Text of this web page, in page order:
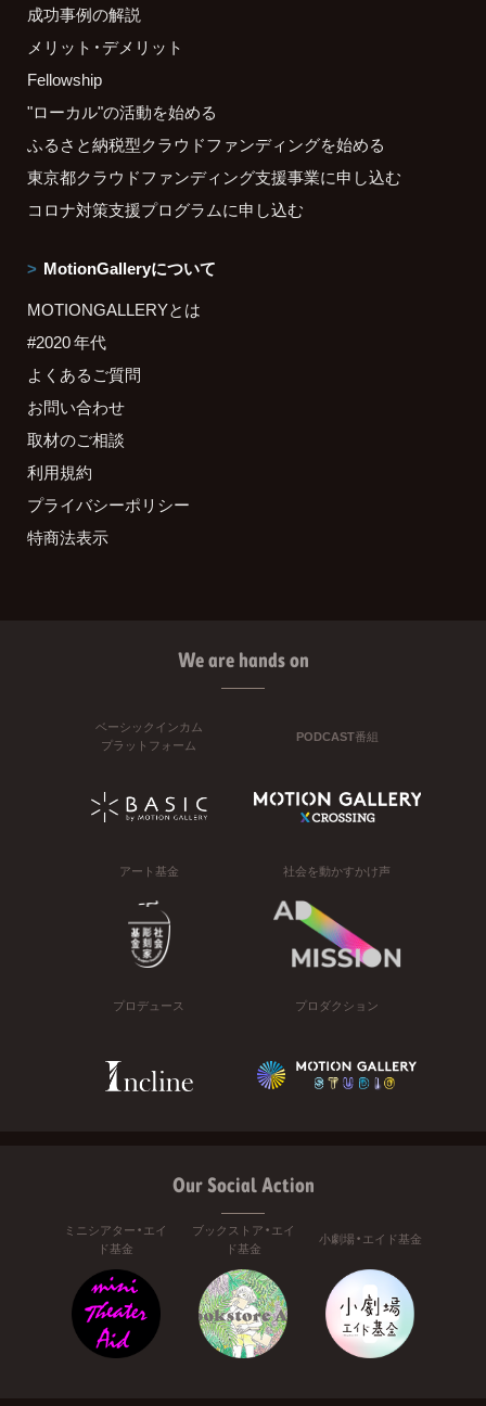
成功事例の解説
メリット・デメリット
Fellowship
"ローカル"の活動を始める
ふるさと納税型クラウドファンディングを始める
東京都クラウドファンディング支援事業に申し込む
コロナ対策支援プログラムに申し込む
MotionGalleryについて
MOTIONGALLERYとは
#2020 年代
よくあるご質問
お問い合わせ
取材のご相談
利用規約
プライバシーポリシー
特商法表示
We are hands on
ベーシックインカム
プラットフォーム
PODCAST番組
アート基金 社会を動かすかけ声
プロデュース プロダクション
Our Social Action
ミニシアター・エイ
ド基金
ブックストア・エイ
ド基金
小劇場・エイド基金